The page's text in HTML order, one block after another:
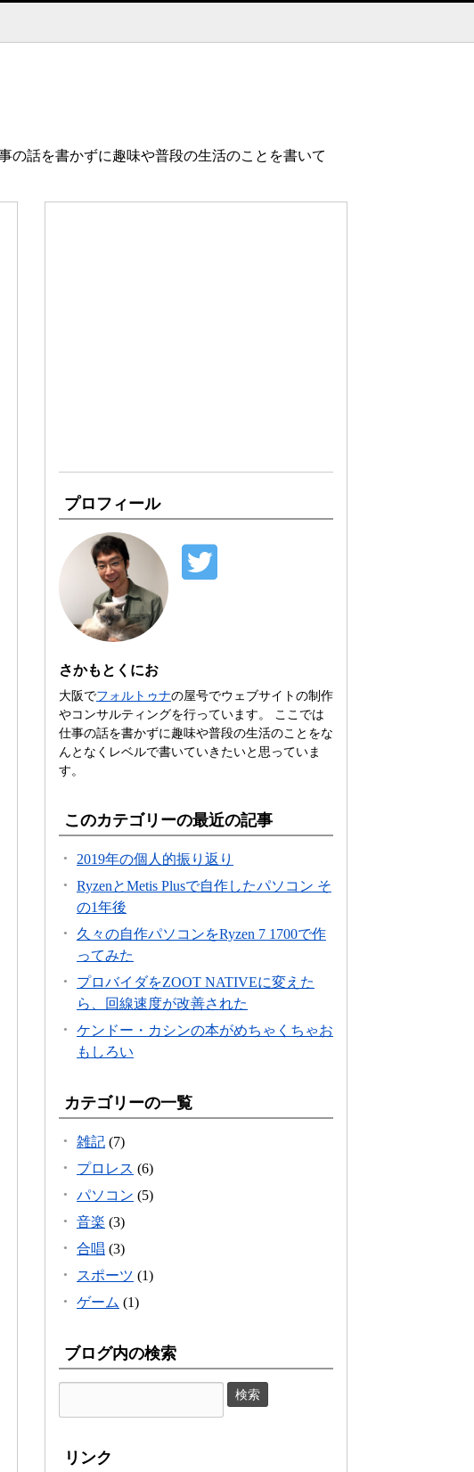
の話を書かずに趣味や普段の生活のことを書いて
プロフィール
さかもとくにお
大阪でフォルトゥナの屋号でウェブサイトの制作
やコンサルティングを行っています。 ここでは
仕事の話を書かずに趣味や普段の生活のことをな
んとなくレベルで書いていきたいと思っていま
す。
このカテゴリーの最近の記事
2019年の個人的振り返り
RyzenとMetis Plusで自作したパソコン そ
の1年後
久々の自作パソコンをRyzen 7 1700で作
ってみた
プロバイダをZOOT NATIVEに変えた
ら、回線速度が改善された
ケンドー・カシンの本がめちゃくちゃお
もしろい
カテゴリーの一覧
雑記 (7)
プロレス (6)
パソコン (5)
音楽 (3)
合唱 (3)
スポーツ (1)
ゲーム (1)
ブログ内の検索
リンク